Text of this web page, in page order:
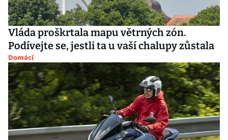
Vláda proškrtala mapu větrných zón.
Podívejte se, jestli ta u vaší chalupy zůstala
Domácí